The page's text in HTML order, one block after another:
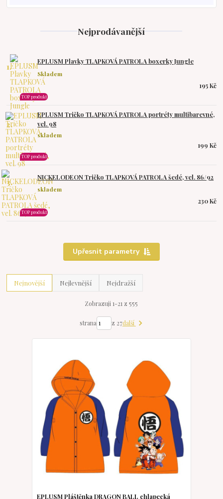
Nejprodávanější
1. EPLUSM Plavky TLAPKOVÁ PATROLA boxerky Jungle
Skladem
TOP produkt
195 Kč
2.
EPLUSM Tričko TLAPKOVÁ PATROLA portréty multibarevné,
vel. 98
skladem
TOP produkt
199 Kč
3. NICKELODEON Tričko TLAPKOVÁ PATROLA šedé, vel. 86/92
skladem
TOP produkt
230 Kč
Upřesnit parametry
Nejnovější Nejlevnější Nejdražší
Zobrazuji 1-21 z 555
strana z 27další
EPLUSM Pláštěnka DRAGON BALL chlapecká